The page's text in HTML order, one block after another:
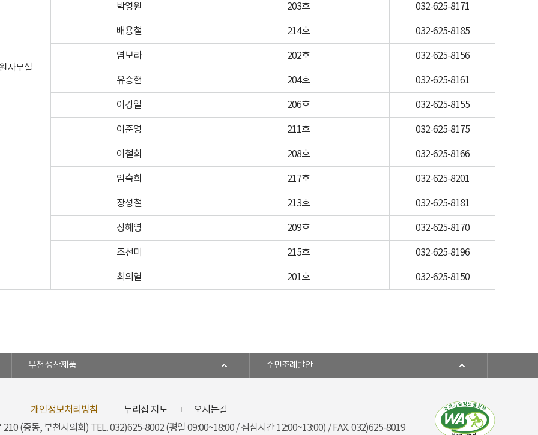
사무실
박영원 203호 032-625-8171
배용철 214호 032-625-8185
염보라 202호 032-625-8156
유승현 204호 032-625-8161
이강일 206호 032-625-8155
이준영 211호 032-625-8175
이철희 208호 032-625-8166
임숙희 217호 032-625-8201
장성철 213호 032-625-8181
장해영 209호 032-625-8170
조선미 215호 032-625-8196
최의열 201호 032-625-8150
부천 생산제품 주민조례발안
개인정보처리방침 누리집 지도
오시는길
210 (중동, 부천시의회) TEL. 032)625-8002 (평일 09:00~18:00 / 점심시간 12:00~13:00) / FAX. 032)625-8019